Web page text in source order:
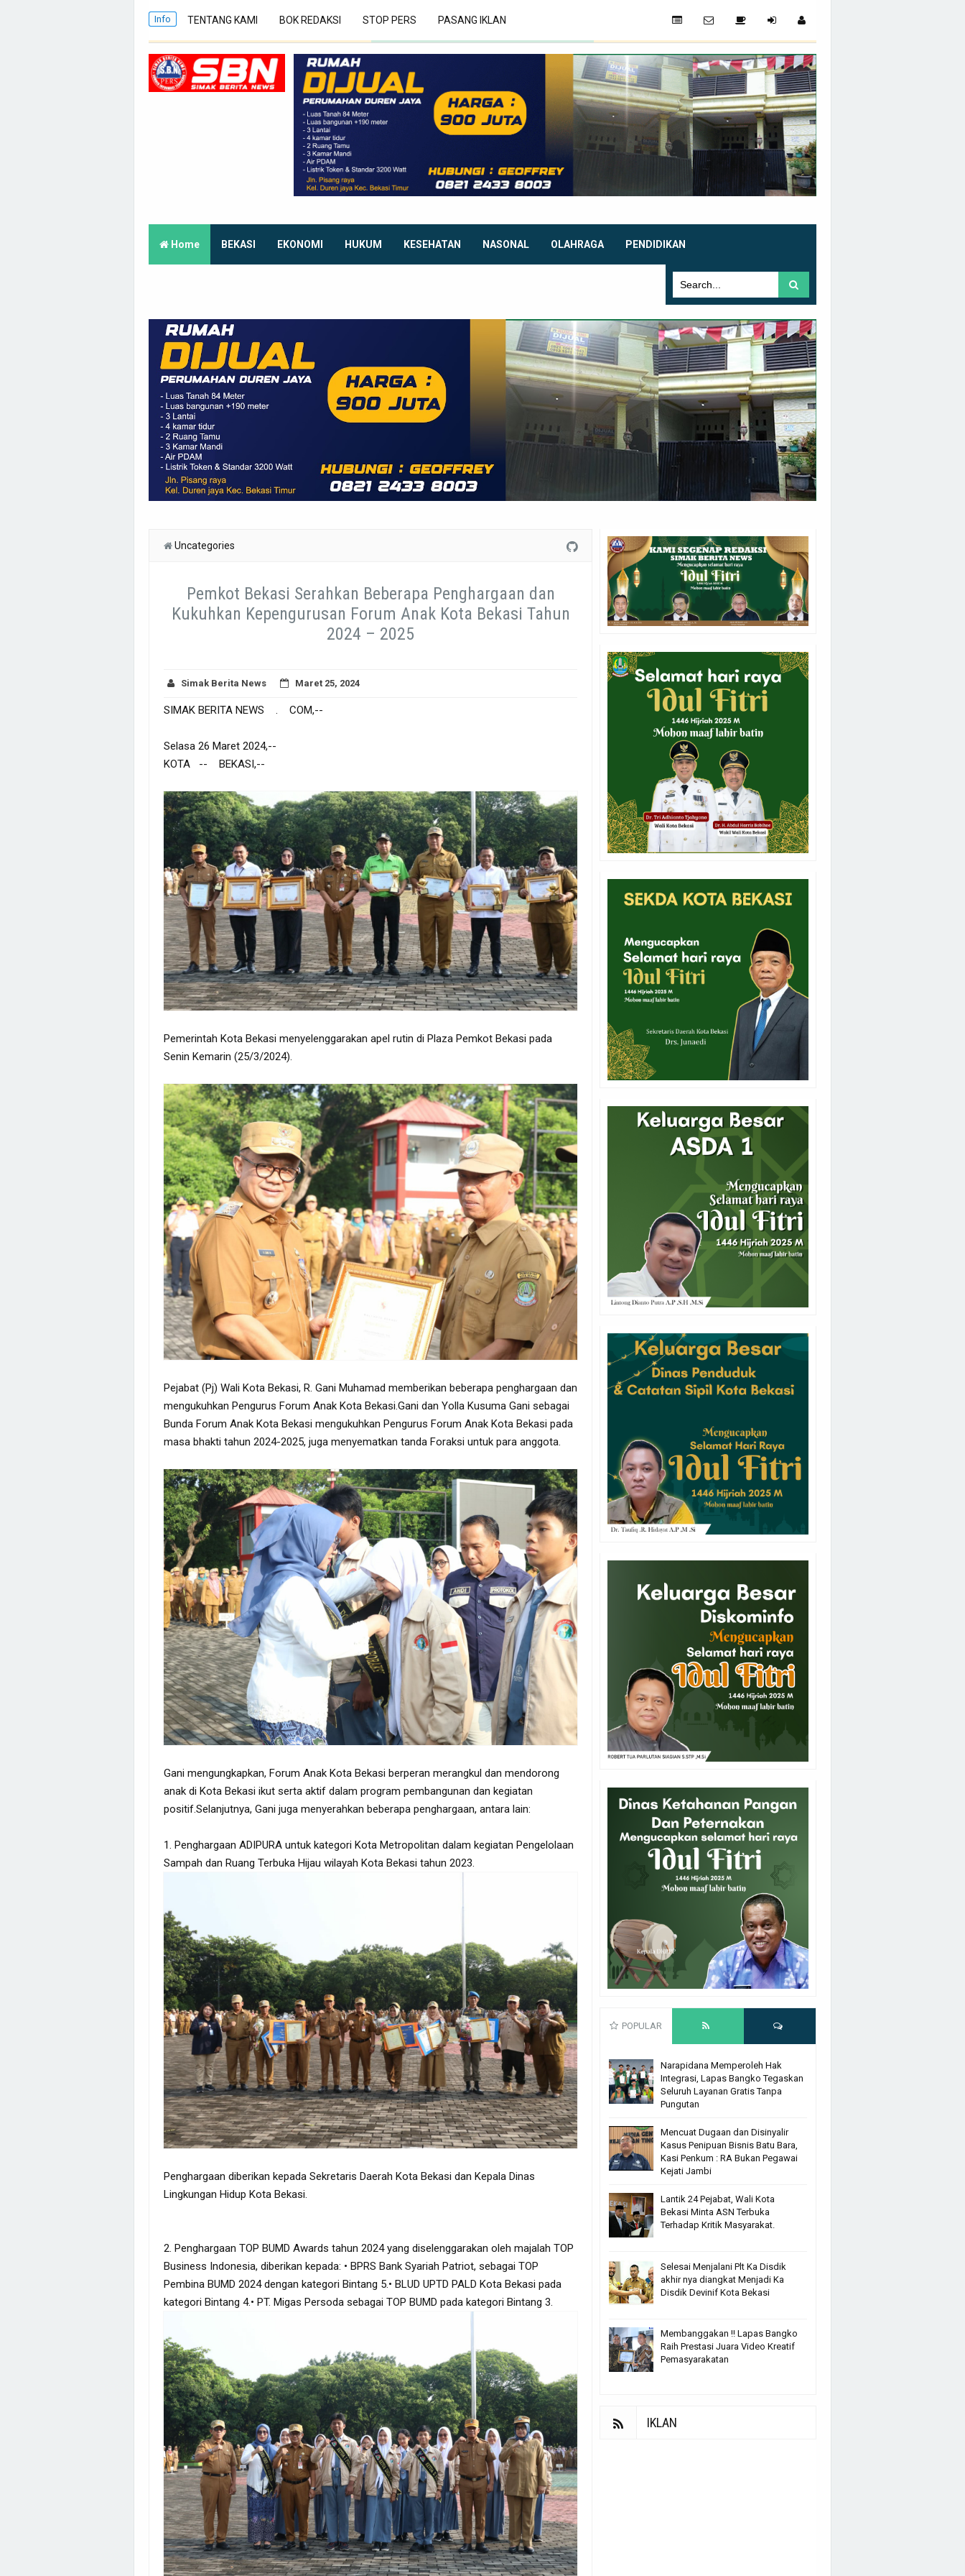
Info TENTANG KAMI BOK REDAKSI STOP PERS PASANG IKLAN
Home BEKASI EKONOMI HUKUM KESEHATAN NASONAL OLAHRAGA PENDIDIKAN
Uncategories
Pemkot Bekasi Serahkan Beberapa Penghargaan dan
Kukuhkan Kepengurusan Forum Anak Kota Bekasi Tahun
2024 – 2025
Simak Berita News Maret 25, 2024
SIMAK BERITA NEWS . COM,--
Selasa 26 Maret 2024,--
KOTA -- BEKASI,--
Pemerintah Kota Bekasi menyelenggarakan apel rutin di Plaza Pemkot Bekasi pada
Senin Kemarin (25/3/2024).
Pejabat (Pj) Wali Kota Bekasi, R. Gani Muhamad memberikan beberapa penghargaan dan
mengukuhkan Pengurus Forum Anak Kota Bekasi.Gani dan Yolla Kusuma Gani sebagai
Bunda Forum Anak Kota Bekasi mengukuhkan Pengurus Forum Anak Kota Bekasi pada
masa bhakti tahun 2024-2025, juga menyematkan tanda Foraksi untuk para anggota.
Gani mengungkapkan, Forum Anak Kota Bekasi berperan merangkul dan mendorong
anak di Kota Bekasi ikut serta aktif dalam program pembangunan dan kegiatan
positif.Selanjutnya, Gani juga menyerahkan beberapa penghargaan, antara lain:
1. Penghargaan ADIPURA untuk kategori Kota Metropolitan dalam kegiatan Pengelolaan
Sampah dan Ruang Terbuka Hijau wilayah Kota Bekasi tahun 2023.
Penghargaan diberikan kepada Sekretaris Daerah Kota Bekasi dan Kepala Dinas
Lingkungan Hidup Kota Bekasi.
2. Penghargaan TOP BUMD Awards tahun 2024 yang diselenggarakan oleh majalah TOP
Business Indonesia, diberikan kepada: • BPRS Bank Syariah Patriot, sebagai TOP
Pembina BUMD 2024 dengan kategori Bintang 5.• BLUD UPTD PALD Kota Bekasi pada
kategori Bintang 4.• PT. Migas Persoda sebagai TOP BUMD pada kategori Bintang 3.
POPULAR
Narapidana Memperoleh Hak
Integrasi, Lapas Bangko Tegaskan
Seluruh Layanan Gratis Tanpa
Pungutan
Mencuat Dugaan dan Disinyalir
Kasus Penipuan Bisnis Batu Bara,
Kasi Penkum : RA Bukan Pegawai
Kejati Jambi
Lantik 24 Pejabat, Wali Kota
Bekasi Minta ASN Terbuka
Terhadap Kritik Masyarakat.
Selesai Menjalani Plt Ka Disdik
akhir nya diangkat Menjadi Ka
Disdik Devinif Kota Bekasi
Membanggakan !! Lapas Bangko
Raih Prestasi Juara Video Kreatif
Pemasyarakatan
IKLAN